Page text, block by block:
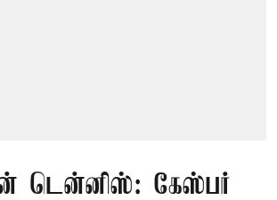
டென்னிஸ்: கேஸ்பர்